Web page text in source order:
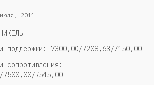
2011
поддержки: 7300,00/7208,63/7150,00
сопротивления:
7500,00/7545,00